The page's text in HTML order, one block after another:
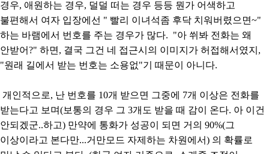
경우, 애원하는 경우, 덜덜 떠는 경우 등등 뭔가 어색하고
불편해서 여자 입장에선 " 빨리 이녀석좀 후닥 치워버렸으면~"
하는 바램에서 번호를 주는 경우가 많다. "아 쒸봐 전화는 왜
안받어?" 하면, 결국 그건 네 접근시의 이미지가 허접해서였지,
"원래 길에서 받는 번호는 소용없"기 때문이 아니다.
개인적으로, 난 번호를 10개 받으면 그중에 7개 이상은 전화를
받는다고 보며(보통의 경우 그 3개도 받을 때 감이 온다. 아 이건
안되겠군..하고) 만약에 통화가 성공이 되면 거의 90%(그
이상이라고 본다만...거만모드 자제하는 차원에서) 의 확률로